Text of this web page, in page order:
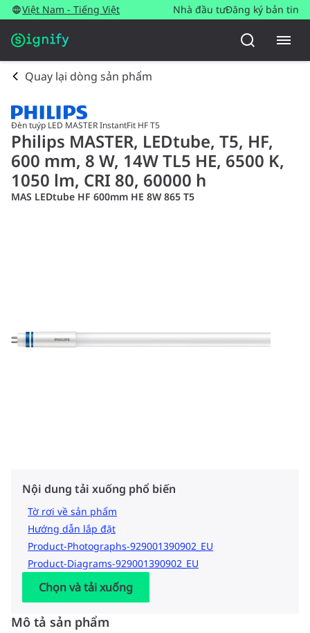
Việt Nam - Tiếng Việt Nhà đầu tưĐăng ký bản tin
Quay lại dòng sản phẩm
Đèn tuýp LED MASTER InstantFit HF T5
Philips MASTER, LEDtube, T5, HF,
600 mm, 8 W, 14W TL5 HE, 6500 K,
1050 lm, CRI 80, 60000 h
MAS LEDtube HF 600mm HE 8W 865 T5
Nội dung tải xuống phổ biến
Tờ rơi về sản phẩm
Hướng dẫn lắp đặt
Product-Photographs-929001390902_EU
Product-Diagrams-929001390902_EU
Chọn và tải xuống
Mô tả sản phẩm